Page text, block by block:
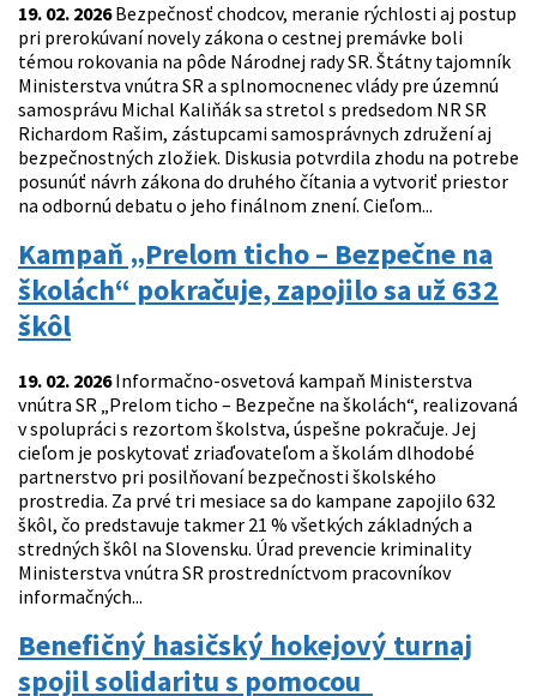
19. 02. 2026Bezpečnosť chodcov, meranie rýchlosti aj postup
pri prerokúvaní novely zákona o cestnej premávke boli
témou rokovania na pôde Národnej rady SR. Štátny tajomník
Ministerstva vnútra SR a splnomocnenec vlády pre územnú
samosprávu Michal Kaliňák sa stretol s predsedom NR SR
Richardom Rašim, zástupcami samosprávnych združení aj
bezpečnostných zložiek. Diskusia potvrdila zhodu na potrebe
posunúť návrh zákona do druhého čítania a vytvoriť priestor
na odbornú debatu o jeho finálnom znení. Cieľom...
Kampaň „Prelom ticho – Bezpečne na
školách“ pokračuje, zapojilo sa už 632
škôl
19. 02. 2026Informačno-osvetová kampaň Ministerstva
vnútra SR „Prelom ticho – Bezpečne na školách“, realizovaná
v spolupráci s rezortom školstva, úspešne pokračuje. Jej
cieľom je poskytovať zriaďovateľom a školám dlhodobé
partnerstvo pri posilňovaní bezpečnosti školského
prostredia. Za prvé tri mesiace sa do kampane zapojilo 632
škôl, čo predstavuje takmer 21 % všetkých základných a
stredných škôl na Slovensku. Úrad prevencie kriminality
Ministerstva vnútra SR prostredníctvom pracovníkov
informačných...
Benefičný hasičský hokejový turnaj
spojil solidaritu s pomocou